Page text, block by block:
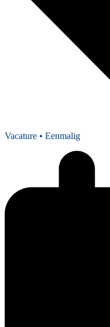
Vacature • Eenmalig